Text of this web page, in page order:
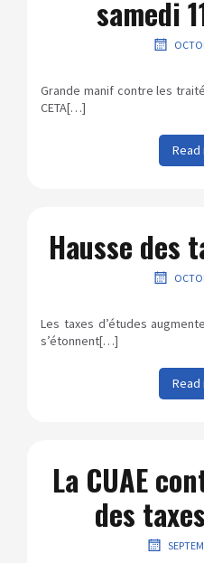
samedi
Grande manif contre les
CETA[…]
Read
Hausse des
Les taxes d’études
s’étonnent[…]
Read
La CUAE
des